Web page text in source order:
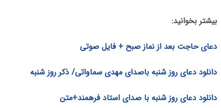
بیشتر بخوانید:
دعای حاجت بعد از نماز صبح + فایل صوتی
دانلود دعای روز شنبه باصدای مهدی سماواتی/ ذکر روز شنبه
دانلود دعای روز شنبه با صدای استاد فرهمند+متن